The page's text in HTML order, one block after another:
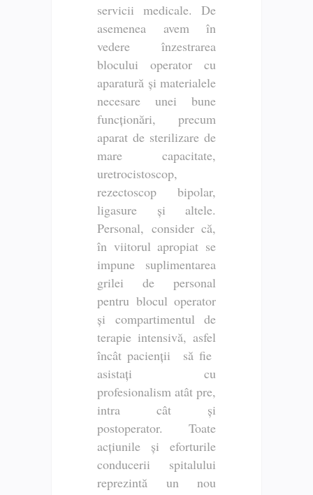
servicii medicale. De
asemenea avem în
vedere înzestrarea
blocului operator cu
aparatură și materialele
necesare unei bune
funcționări, precum
aparat de sterilizare de
mare capacitate,
uretrocistoscop,
rezectoscop bipolar,
ligasure și altele.
Personal, consider că,
în viitorul apropiat se
impune suplimentarea
grilei de personal
pentru blocul operator
și compartimentul de
terapie intensivă, asfel
încât pacienții să fie
asistați cu
profesionalism atât pre,
intra cât și
postoperator. Toate
acțiunile și eforturile
conducerii spitalului
reprezintă un nou